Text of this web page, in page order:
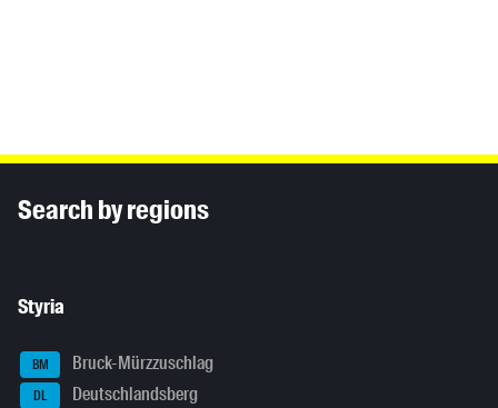
Search by regions
Styria
BM Bruck-Mürzzuschlag
DL Deutschlandsberg